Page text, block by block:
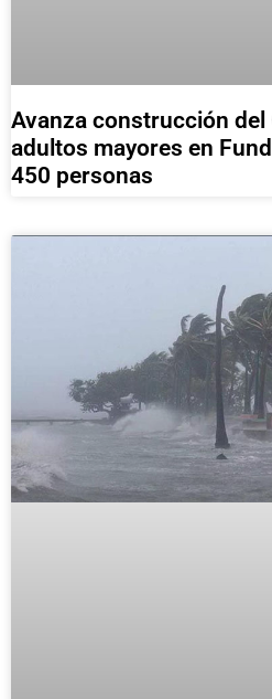
Avanza construcción del
adultos mayores en
450 personas